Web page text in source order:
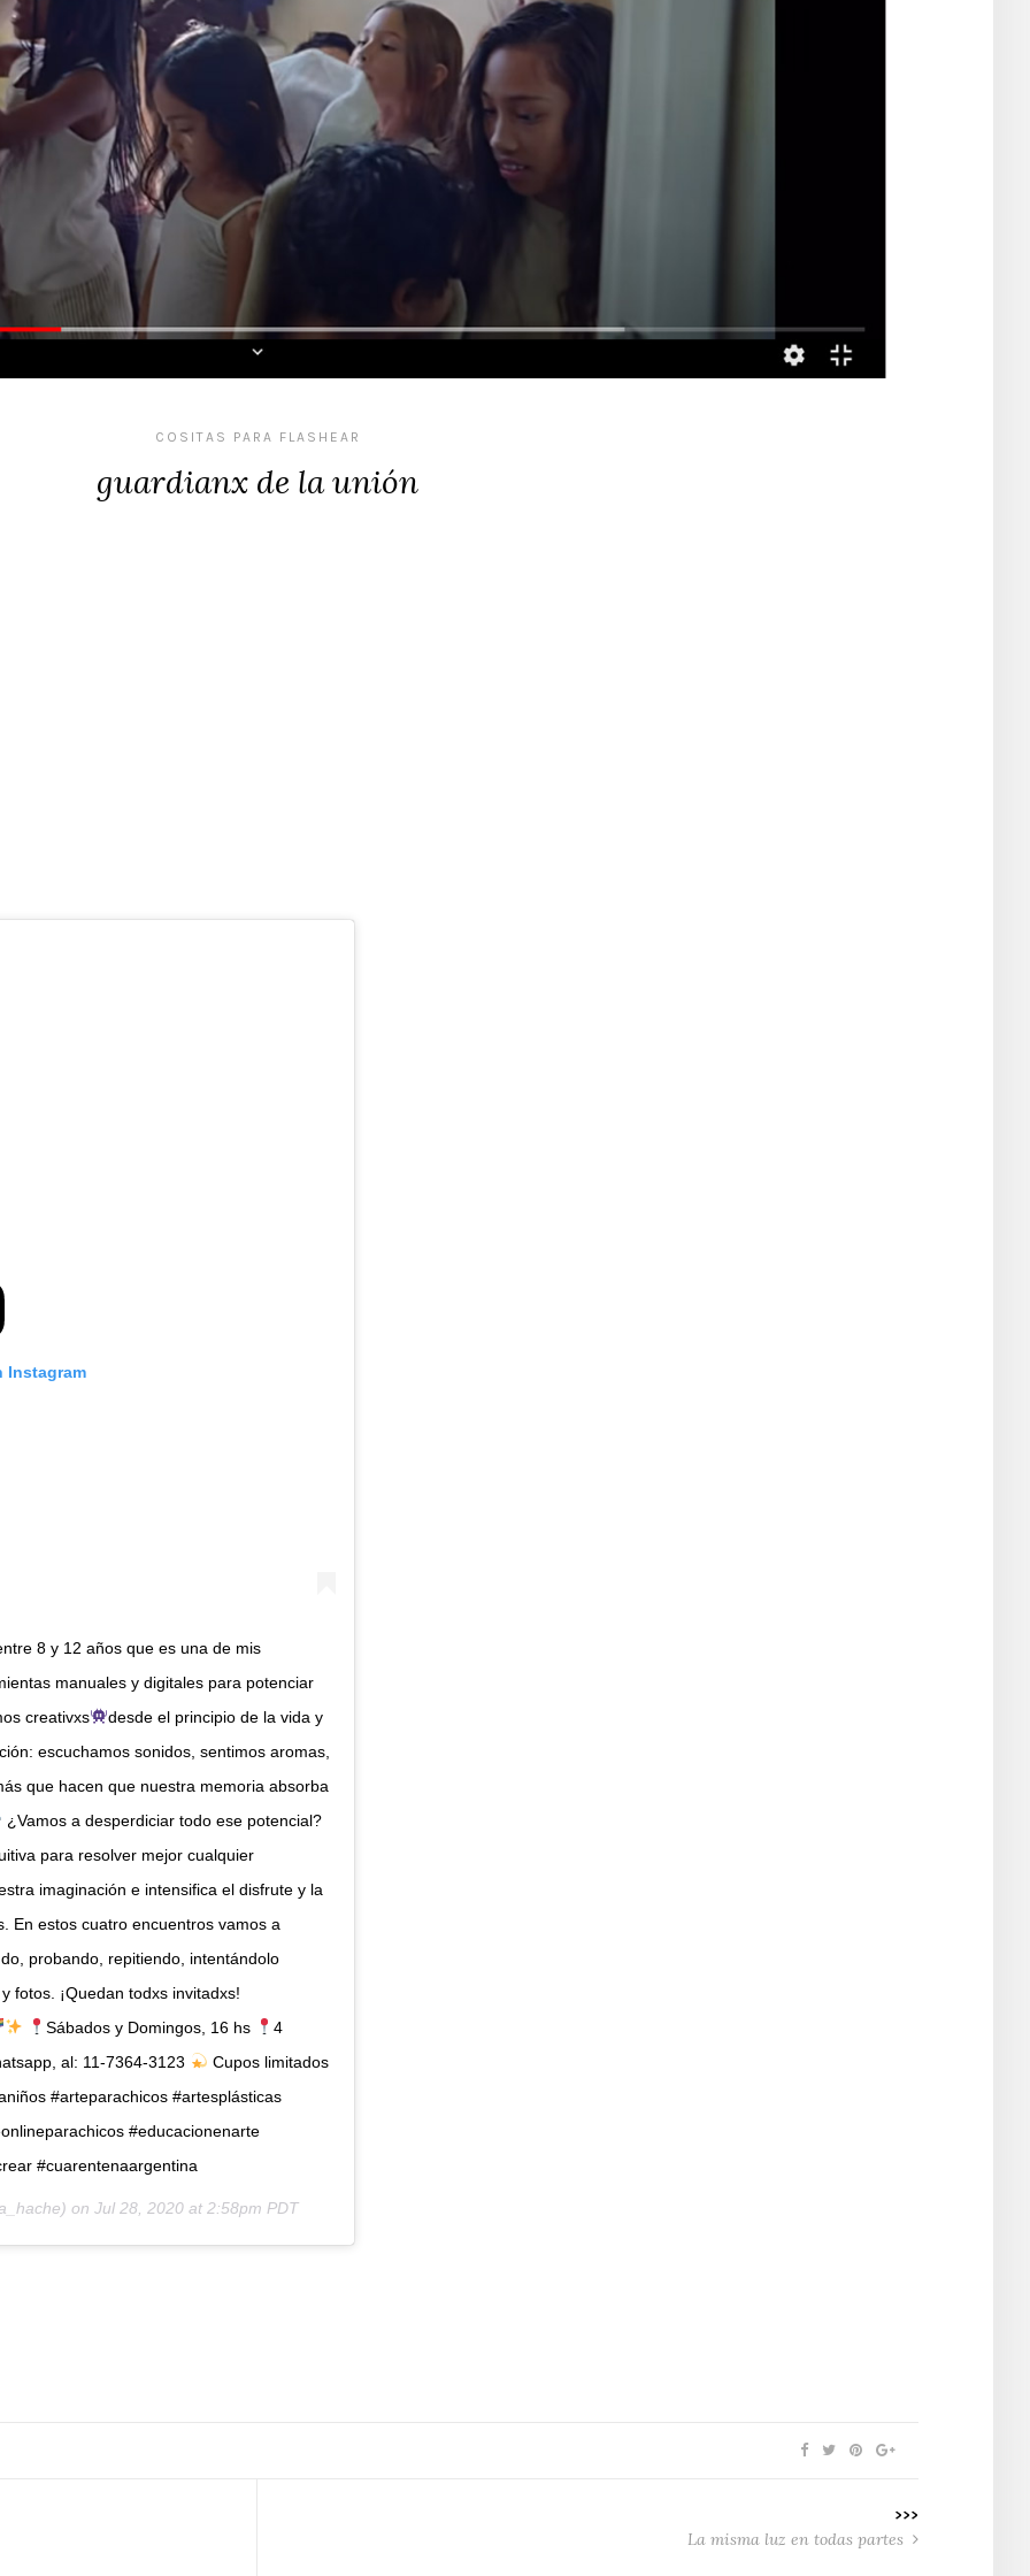
COSITAS PARA FLASHEAR
guardianx de la unión
Instagram
8 y 12 años que es una de mis
manuales y digitales para potenciar
creativxs
desde el principio de la vida y
escuchamos sonidos, sentimos aromas,
que hacen que nuestra memoria absorba
¿Vamos a desperdiciar todo ese potencial?
para resolver mejor cualquier
imaginación e intensifica el disfrute y la
En estos cuatro encuentros vamos a
probando, repitiendo, intentándolo
fotos. ¡Quedan todxs invitadxs!
Sábados y Domingos, 16 hs
4
al: 11-7364-3123
Cupos limitados
#arteparachicos #artesplásticas
#educacionenarte
#cuarentenaargentina
on Jul 28, 2020 at 2:58pm PDT
>>>
La misma luz en todas partes